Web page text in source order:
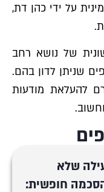
על ידי כהן דת,
של נושא רחב
שניתן לדון בהם.
להעלאת מודעות
שלא
חופשית: